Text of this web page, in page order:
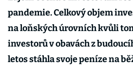
pandemie. Celkový objem
na loňských úrovních kvůli
investorů v obavách z
letos stáhla svoje peníze na